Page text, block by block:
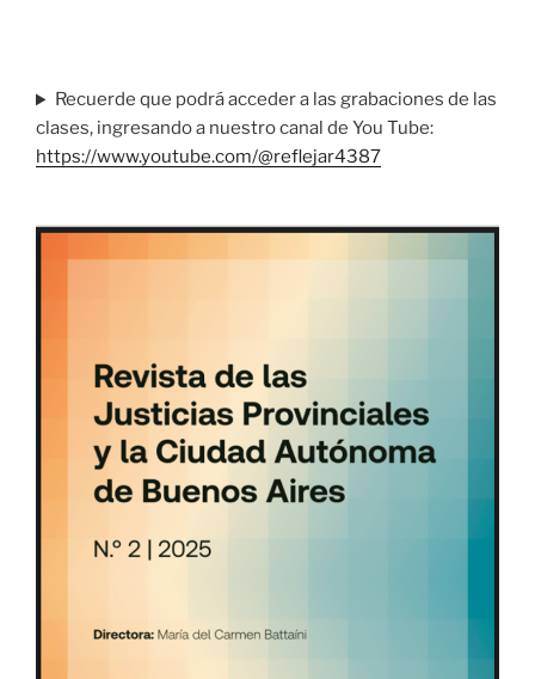
Recuerde que podrá acceder a las grabaciones de las
clases, ingresando a nuestro canal de You Tube:
https://www.youtube.com/@reflejar4387